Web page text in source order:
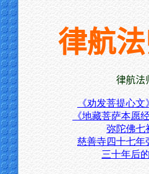
律航
律航法
《劝发菩提心
《地藏菩萨本愿
弥陀佛七
慈善寺四十七年
三十年后